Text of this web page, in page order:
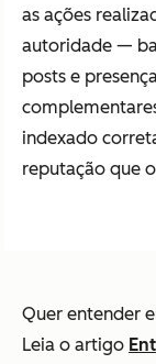
as ações
autoridade —
posts e
indexado
reputação que
Quer entender
Leia o artigo